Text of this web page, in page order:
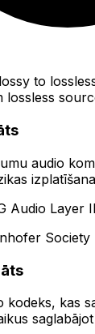
to
lossless
audio
Audio Layer
Society
kodeks, kas